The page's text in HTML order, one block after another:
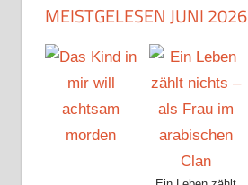
MEISTGELESEN JUNI 2026